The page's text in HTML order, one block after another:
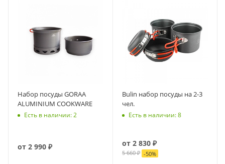
Набор посуды GORAA
ALUMINIUM COOKWARE
Есть в наличии: 2
от 2 990 ₽
Bulin набор посуды на 2-3
чел.
Есть в наличии: 8
от 2 830 ₽
5 660 ₽ -50%